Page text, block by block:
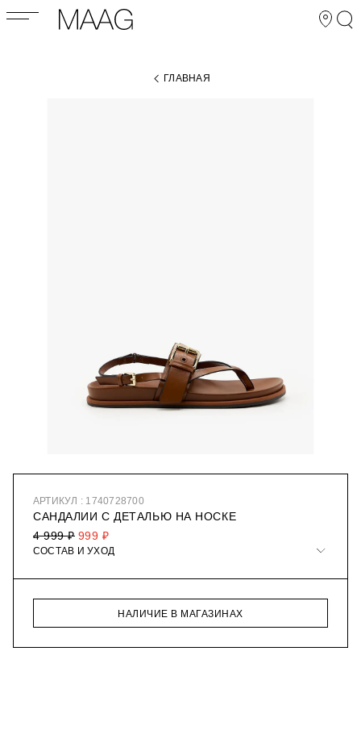
ГЛАВНАЯ
АРТИКУЛ : 1740728700
САНДАЛИИ С ДЕТАЛЬЮ НА НОСКЕ
999 ₽
4 999 ₽
СОСТАВ И УХОД
НАЛИЧИЕ В МАГАЗИНАХ